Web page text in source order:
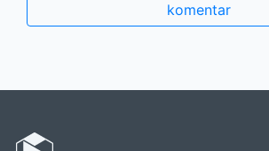
komentar